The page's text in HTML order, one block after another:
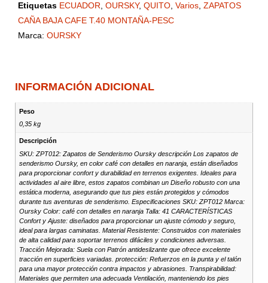
Etiquetas ECUADOR, OURSKY, QUITO, Varios, ZAPATOS
CAÑA BAJA CAFE T.40 MONTAÑA-PESC
Marca: OURSKY
INFORMACIÓN ADICIONAL
Peso
0,35 kg
Descripción
SKU: ZPT012: Zapatos de Senderismo Oursky descripción Los zapatos de
senderismo Oursky, en color café con detalles en naranja, están diseñados
para proporcionar confort y durabilidad en terrenos exigentes. Ideales para
actividades al aire libre, estos zapatos combinan un Diseño robusto con una
estática moderna, asegurando que tus pies están protegidos y cómodos
durante tus aventuras de senderismo. Especificaciones SKU: ZPT012 Marca:
Oursky Color: café con detalles en naranja Talla: 41 CARACTERÍSTICAS
Confort y Ajuste: diseñados para proporcionar un ajuste cómodo y seguro,
ideal para largas caminatas. Material Resistente: Construidos con materiales
de alta calidad para soportar terrenos difáciles y condiciones adversas.
Tracción Mejorada: Suela con Patrón antideslizante que ofrece excelente
tracción en superficies variadas. protección: Refuerzos en la punta y el talón
para una mayor protección contra impactos y abrasiones. Transpirabilidad:
Materiales que permiten una adecuada Ventilación, manteniendo los pies